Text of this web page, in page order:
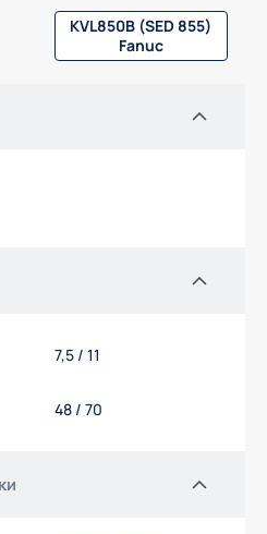
KVL850B (SED 855)
Fanuc
7,5 / 11
48 / 70